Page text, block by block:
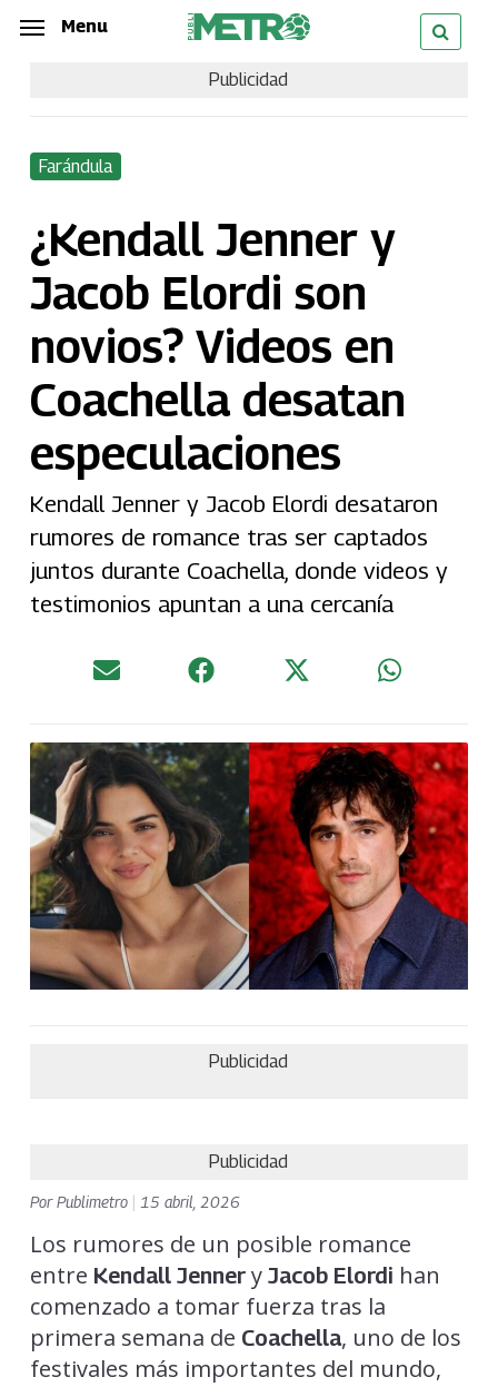
Skip
content
Menu
Publicidad
Farándula
¿Kendall Jenner y
Jacob Elordi son
novios? Videos en
Coachella desatan
especulaciones
Kendall Jenner y Jacob Elordi desataron
rumores de romance tras ser captados
juntos durante Coachella, donde videos y
testimonios apuntan a una cercanía
Publicidad
Publicidad
PorPublimetro 15 abril, 2026
Los rumores de un posible romance
entre Kendall Jennery Jacob Elordi han
comenzado a tomar fuerza tras la
primera semana de Coachella, uno de los
festivales más importantes del mundo,
Menu